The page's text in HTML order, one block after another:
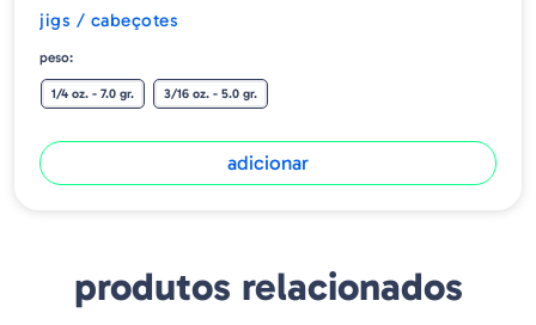
jigs / cabeçotes
peso:
1/4 oz. - 7.0 gr. 3/16 oz. - 5.0 gr.
adicionar
produtos relacionados